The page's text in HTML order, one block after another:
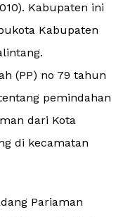
Kabupaten ini
Kabupaten
(PP) no 79 tahun
pemindahan
dari Kota
di kecamatan
Pariaman